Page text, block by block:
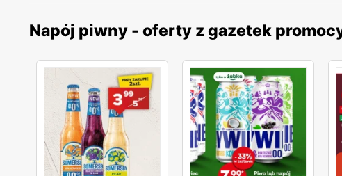
Napój piwny - oferty z gazetek